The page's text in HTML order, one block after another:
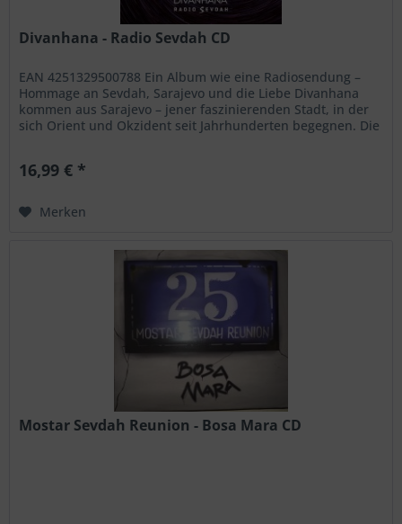
Divanhana - Radio Sevdah CD
EAN 4251329500788 Ein Album wie eine Radiosendung –
Hommage an Sevdah, Sarajevo und die Liebe Divanhana
kommen aus Sarajevo – jener faszinierenden Stadt, in der
sich Orient und Okzident seit Jahrhunderten begegnen. Die
Herzegowinas, die oft von Sehnsucht,...
16,99 € *
Merken
Mostar Sevdah Reunion - Bosa Mara CD